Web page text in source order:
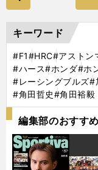
キーワード
#F1#HRC#アストン
#ハース#ホンダ#ホ
#レーシングブルズ#
#角田哲史#角田裕毅
編集部のおすすめ